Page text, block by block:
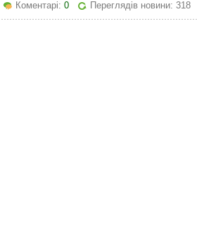
Коментарі: 0 Переглядів новини: 318